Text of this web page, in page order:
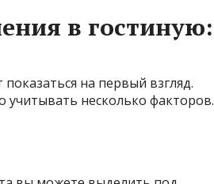
в гостиную:
на первый взгляд.
несколько факторов.